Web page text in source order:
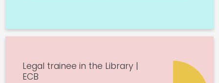
Legal trainee in the Library |
ECB